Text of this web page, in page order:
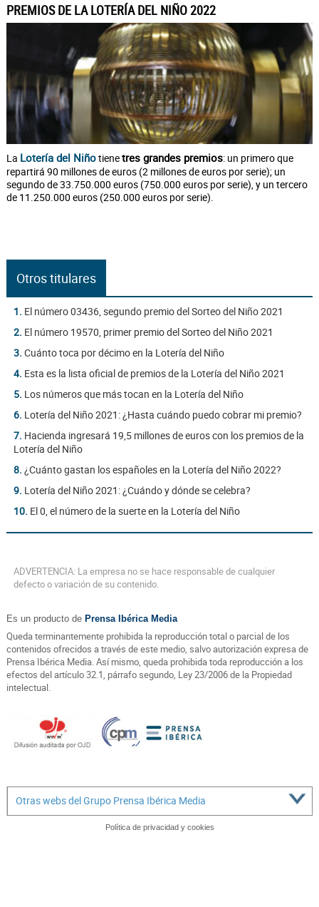
PREMIOS DE LA LOTERÍA DEL NIÑO 2022
La Lotería del Niñotienetres grandes premios: un primero que
repartirá 90 millones de euros (2 millones de euros por serie); un
segundo de 33.750.000 euros (750.000 euros por serie), y un tercero
de 11.250.000 euros (250.000 euros por serie).
Otros titulares
1. El número 03436, segundo premio del Sorteo del Niño 2021
2. El número 19570, primer premio del Sorteo del Niño 2021
3. Cuánto toca por décimo en la Lotería del Niño
4. Esta es la lista oficial de premios de la Lotería del Niño 2021
5. Los números que más tocan en la Lotería del Niño
6. Lotería del Niño 2021: ¿Hasta cuándo puedo cobrar mi premio?
7. Hacienda ingresará 19,5 millones de euros con los premios de la
Lotería del Niño
8. ¿Cuánto gastan los españoles en la Lotería del Niño 2022?
9. Lotería del Niño 2021: ¿Cuándo y dónde se celebra?
10. El 0, el número de la suerte en la Lotería del Niño
ADVERTENCIA: La empresa no se hace responsable de cualquier
defecto o variación de su contenido.
Es un producto de Prensa Ibérica Media
Queda terminantemente prohibida la reproducción total o parcial de los
contenidos ofrecidos a través de este medio, salvo autorización expresa de
Prensa Ibérica Media. Así mismo, queda prohibida toda reproducción a los
efectos del artículo 32.1, párrafo segundo, Ley 23/2006 de la Propiedad
intelectual.
Otras webs del Grupo Prensa Ibérica Media
Política de privacidad y cookies